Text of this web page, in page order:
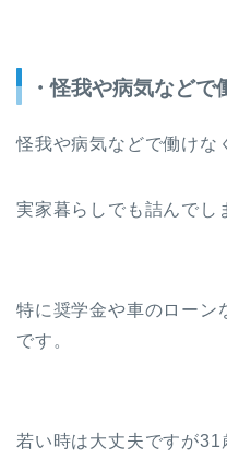
・怪我や病気など
怪我や病気などで働けな
実家暮らしでも詰んでし
特に奨学金や車のローン
です。
若い時は大丈夫ですが31